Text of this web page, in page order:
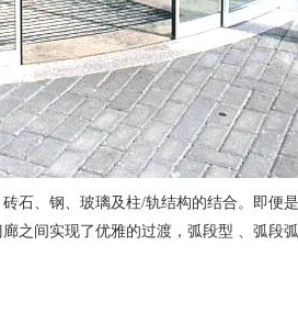
石、钢、玻璃及柱/轨结构的结合。即便
之间实现了优雅的过渡，弧段型 、弧段弧